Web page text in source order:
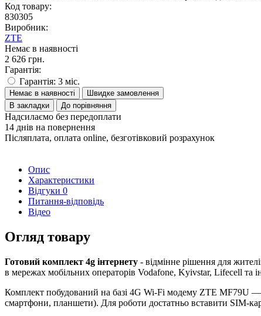
Код товару:
830305
Виробник:
ZTE
Немає в наявності
2 626 грн.
Гарантія:
Гарантія: 3 міс.
Немає в наявності
Швидке замовлення
В закладки
До порівняння
Надсилаємо без передоплати
14 днів на повернення
Післяплата, оплата online, безготівковий розрахунок
Опис
Характеристики
Відгуки 0
Питання-відповідь
Відео
Огляд товару
Готовий комплект 4g інтернету - відмінне рішення для
в мережах мобільних операторів Vodafone, Kyivstar, Lifecell та
Комплект побудований на базі 4G Wi‑Fi модему ZTE MF79U —
смартфони, планшети). Для роботи достатньо вставити